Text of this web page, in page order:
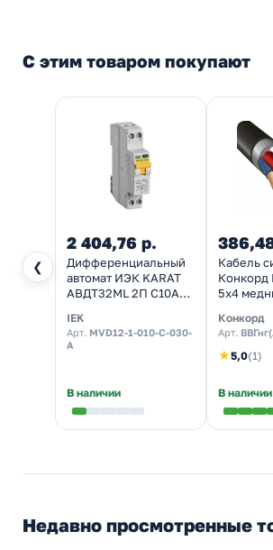
С этим товаром покупают
❮
2 404,76 р.
Дифференциальный
автомат ИЭК KARAT
АВДТ32МL 2П С10А
однофазный
электронный 6кА 1
IEK
Арт. MVD12-1-010-C-030-
A
В наличии
Кабель
Конкорд
5х4
Конкорд
Арт.
★5,0(1)
В наличии
Недавно просмотренные